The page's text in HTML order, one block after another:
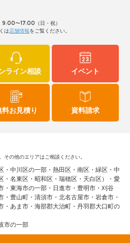
〜17:00（日・祝）
は店舗情報をご覧ください。
ライン相談 イベント
料お見積り 資料請求
の他のエリアはご相談ください。
・中川区の一部・熱田区・南区・緑区・中
・名東区・昭和区・瑞穂区・天白区）・愛
・東海市の一部・日進市・豊明市・刈谷
豊山町・清須市・北名古屋市・岩倉市・
・あま市・海部郡大治町・丹羽郡大口町の
市の一部